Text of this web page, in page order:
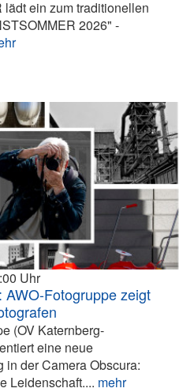
ein zum traditionellen
2026" -
Fotogruppe zeigt
(OV Katernberg-
eine neue
der Camera Obscura:
Leidenschaft.... mehr